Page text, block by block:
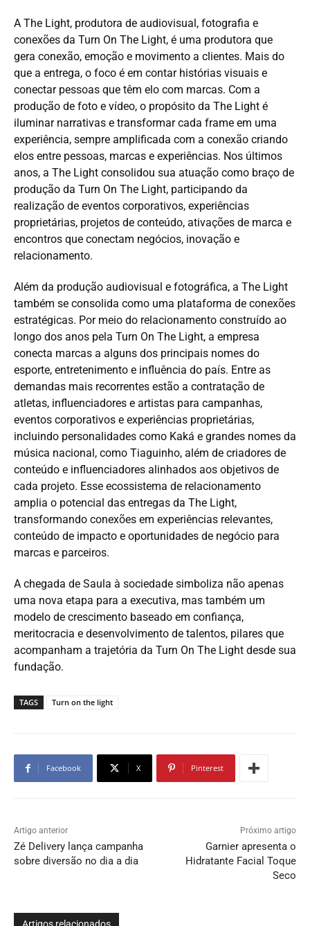
A The Light, produtora de audiovisual, fotografia e
conexões da Turn On The Light, é uma produtora que
gera conexão, emoção e movimento a clientes. Mais do
que a entrega, o foco é em contar histórias visuais e
conectar pessoas que têm elo com marcas. Com a
produção de foto e vídeo, o propósito da The Light é
iluminar narrativas e transformar cada frame em uma
experiência, sempre amplificada com a conexão criando
elos entre pessoas, marcas e experiências. Nos últimos
anos, a The Light consolidou sua atuação como braço de
produção da Turn On The Light, participando da
realização de eventos corporativos, experiências
proprietárias, projetos de conteúdo, ativações de marca e
encontros que conectam negócios, inovação e
relacionamento.
Além da produção audiovisual e fotográfica, a The Light
também se consolida como uma plataforma de conexões
estratégicas. Por meio do relacionamento construído ao
longo dos anos pela Turn On The Light, a empresa
conecta marcas a alguns dos principais nomes do
esporte, entretenimento e influência do país. Entre as
demandas mais recorrentes estão a contratação de
atletas, influenciadores e artistas para campanhas,
eventos corporativos e experiências proprietárias,
incluindo personalidades como Kaká e grandes nomes da
música nacional, como Tiaguinho, além de criadores de
conteúdo e influenciadores alinhados aos objetivos de
cada projeto. Esse ecossistema de relacionamento
amplia o potencial das entregas da The Light,
transformando conexões em experiências relevantes,
conteúdo de impacto e oportunidades de negócio para
marcas e parceiros.
A chegada de Saula à sociedade simboliza não apenas
uma nova etapa para a executiva, mas também um
modelo de crescimento baseado em confiança,
meritocracia e desenvolvimento de talentos, pilares que
acompanham a trajetória da Turn On The Light desde sua
fundação.
TAGS Turn on the light
Facebook X Pinterest
Artigo anterior
Zé Delivery lança campanha
sobre diversão no dia a dia
Próximo artigo
Garnier apresenta o
Hidratante Facial Toque
Seco